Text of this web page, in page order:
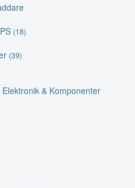
(18)
(39)
Elektronik & Komponenter